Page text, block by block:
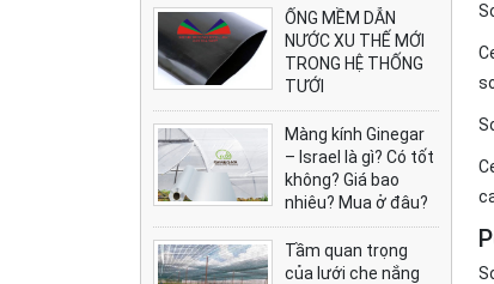
ỐNG MỀM DẪN
NƯỚC XU THẾ MỚI
TRONG HỆ THỐNG
TƯỚI
Màng kính Ginegar
– Israel là gì? Có tốt
không? Giá bao
nhiêu? Mua ở đâu?
Tầm quan trọng
của lưới che nắng